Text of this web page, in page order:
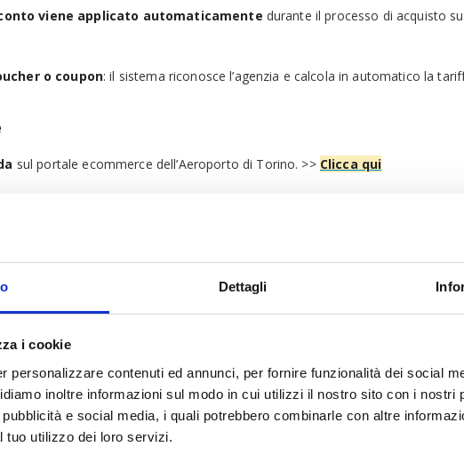
Dettagli
i cookie
personalizzare contenuti ed annunci, per fornire funzionalità dei social
inoltre informazioni sul modo in cui utilizzi il nostro sito con i nostri
e social media, i quali potrebbero combinarle con altre
tuo utilizzo dei loro servizi.
viene applicato automaticamente durante il processo di acquisto
o coupon: il sistema riconosce l’agenzia e calcola in automatico la
sul portale ecommerce dell’Aeroporto di Torino. >> Clicca qui
abilitazione da parte dello staff dell’Aeroporto di Torino.